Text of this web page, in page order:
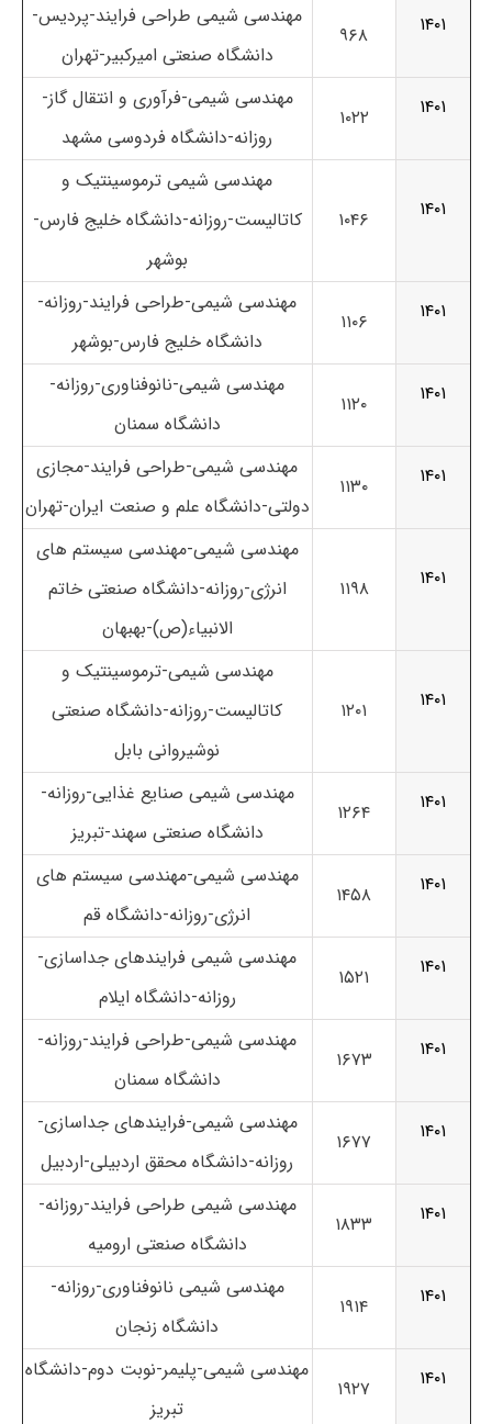
۱۴۰۱
۹۶۸
مهندسی شیمی طراحی فرایند-پردیس-
دانشگاه صنعتی امیرکبیر-تهران
۱۴۰۱
۱۰۲۲
مهندسی شیمی-فرآوری و انتقال گاز-
روزانه-دانشگاه فردوسی مشهد
۱۴۰۱ ۱۰۴۶
مهندسی شیمی ترموسینتیک و
کاتالیست-روزانه-دانشگاه خلیج فارس-
بوشهر
۱۴۰۱
۱۱۰۶
مهندسی شیمی-طراحی فرایند-روزانه-
دانشگاه خلیج فارس-بوشهر
۱۴۰۱
۱۱۲۰
مهندسی شیمی-نانوفناوری-روزانه-
دانشگاه سمنان
۱۴۰۱
۱۱۳۰
مهندسی شیمی-طراحی فرایند-مجازی
دولتی-دانشگاه علم و صنعت ایران-تهران
۱۴۰۱ ۱۱۹۸
مهندسی شیمی-مهندسی سیستم های
انرژی-روزانه-دانشگاه صنعتی خاتم
الانبیاء(ص)-بهبهان
۱۴۰۱ ۱۲۰۱
مهندسی شیمی-ترموسینتیک و
کاتالیست-روزانه-دانشگاه صنعتی
نوشیروانی بابل
۱۴۰۱
۱۲۶۴
مهندسی شیمی صنایع غذایی-روزانه-
دانشگاه صنعتی سهند-تبریز
۱۴۰۱
۱۴۵۸
مهندسی شیمی-مهندسی سیستم های
انرژی-روزانه-دانشگاه قم
۱۴۰۱
۱۵۲۱
مهندسی شیمی فرایندهای جداسازی-
روزانه-دانشگاه ایلام
۱۴۰۱
۱۶۷۳
مهندسی شیمی-طراحی فرایند-روزانه-
دانشگاه سمنان
۱۴۰۱
۱۶۷۷
مهندسی شیمی-فرایندهای جداسازی-
روزانه-دانشگاه محقق اردبیلی-اردبیل
۱۴۰۱
۱۸۳۳
مهندسی شیمی طراحی فرایند-روزانه-
دانشگاه صنعتی ارومیه
۱۴۰۱
۱۹۱۴
مهندسی شیمی نانوفناوری-روزانه-
دانشگاه زنجان
۱۴۰۱
۱۹۲۷
مهندسی شیمی-پلیمر-نوبت دوم-دانشگاه
تبریز